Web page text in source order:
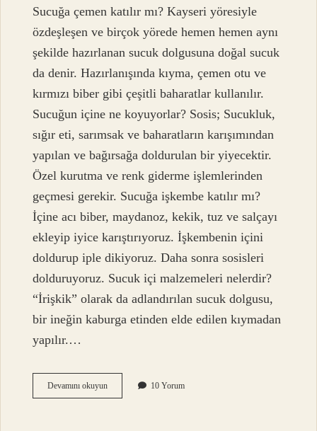
Sucuğa çemen katılır mı? Kayseri yöresiyle
özdeşleşen ve birçok yörede hemen hemen aynı
şekilde hazırlanan sucuk dolgusuna doğal sucuk
da denir. Hazırlanışında kıyma, çemen otu ve
kırmızı biber gibi çeşitli baharatlar kullanılır.
Sucuğun içine ne koyuyorlar? Sosis; Sucukluk,
sığır eti, sarımsak ve baharatların karışımından
yapılan ve bağırsağa doldurulan bir yiyecektir.
Özel kurutma ve renk giderme işlemlerinden
geçmesi gerekir. Sucuğa işkembe katılır mı?
İçine acı biber, maydanoz, kekik, tuz ve salçayı
ekleyip iyice karıştırıyoruz. İşkembenin içini
doldurup iple dikiyoruz. Daha sonra sosisleri
dolduruyoruz. Sucuk içi malzemeleri nelerdir?
“İrişkik” olarak da adlandırılan sucuk dolgusu,
bir ineğin kaburga etinden elde edilen kıymadan
yapılır.…
Devamını okuyunSucuğun
Içine
10 Yorum